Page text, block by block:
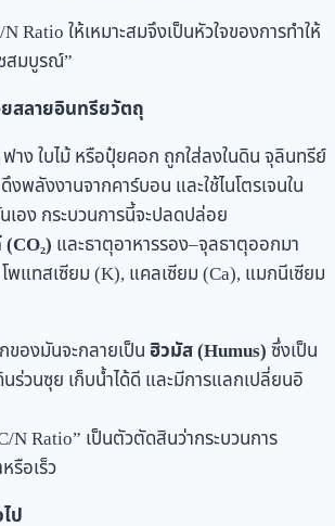
Ratio ให้เหมาะสมจึงเป็นหัวใจของการทำให้
สมบูรณ์”
สลายอินทรียวัตถุ
าง ใบไม้ หรือปุ๋ยคอก ถูกใส่ลงในดิน จุลินทรีย์
พลังงานจากคาร์บอน และใช้ไนโตรเจนใน
เอง กระบวนการนี้จะปลดปล่อย
(CO₂) และธาตุอาหารรอง–จุลธาตุออกมา
พแทสเซียม (K), แคลเซียม (Ca), แมกนีเซียม
ของมันจะกลายเป็นฮิวมัส (Humus)ซึ่งเป็น
ร่วนซุย เก็บน้ำได้ดี และมีการแลกเปลี่ยนอิ
N Ratio” เป็นตัวตัดสินว่ากระบวนการ
รือเร็ว
ป